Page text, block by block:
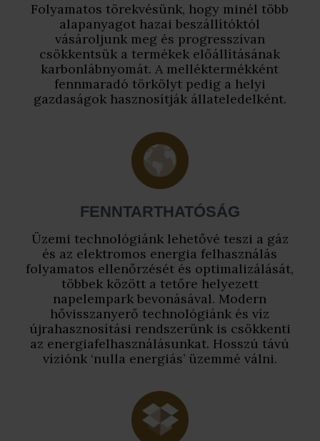
Folyamatos törekvésünk, hogy minél több
alapanyagot hazai beszállítóktól
vásároljunk meg és progresszívan
csökkentsük a termékek előállításának
karbonlábnyomát. A melléktermékként
fennmaradó törkölyt pedig a helyi
gazdaságok hasznosítják állateledelként.
FENNTARTHATÓSÁG
Üzemi technológiánk lehetővé teszi a gáz
és az elektromos energia felhasználás
folyamatos ellenőrzését és optimalizálását,
többek között a tetőre helyezett
napelempark bevonásával. Modern
hővisszanyerő technológiánk és víz
újrahasznosítási rendszerünk is csökkenti
az energiafelhasználásunkat. Hosszú távú
víziónk ‘nulla energiás’ üzemmé válni.